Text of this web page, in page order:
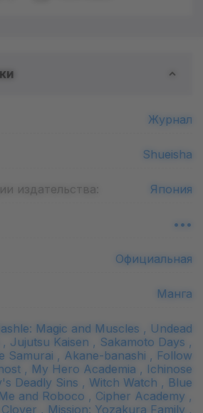
Журнал
Shueisha
издательства: Япония
•••
Официальная
Манга
Magic and Muscles , Undead
Jujutsu Kaisen , Sakamoto Days ,
Samurai , Akane-banashi , Follow
, My Hero Academia , Ichinose
Deadly Sins , Witch Watch , Blue
Me and Roboco , Cipher Academy ,
, Mission: Yozakura Family ,